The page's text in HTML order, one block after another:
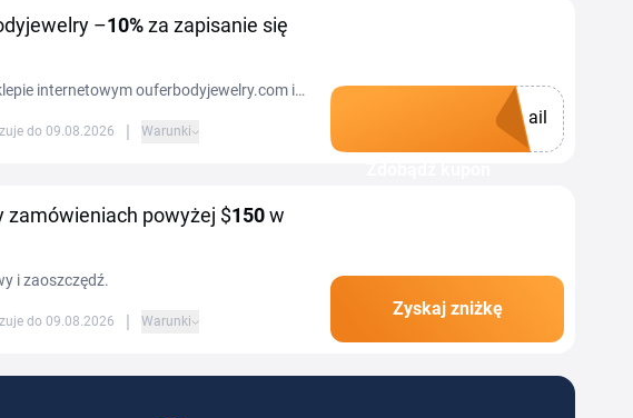
–10%za zapisanie się
internetowym ouferbodyjewelry.com i
do 09.08.2026 | Warunki
ail
zamówieniach powyżej $150w
i zaoszczędź.
do 09.08.2026 | Warunki
Zyskaj zniżkę